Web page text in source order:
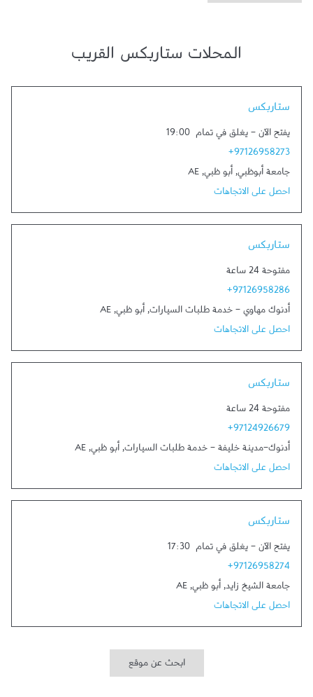
المحلات ستاربكس القريب
ستاربكس
يفتح الآن - يغلق في تمام 19:00
+97126958273
جامعة أبوظبي, أبو ظبي,
AE
احصل على الاتجاهات
ستاربكس
مفتوحة 24 ساعة
+97126958286
أدنوك مهاوي - خدمة طلبات السيارات, أبو ظبي,
AE
احصل على الاتجاهات
ستاربكس
مفتوحة 24 ساعة
+97124926679
أدنوك-مدينة خليفة - خدمة طلبات السيارات, أبو ظبي,
AE
احصل على الاتجاهات
ستاربكس
يفتح الآن - يغلق في تمام 17:30
+97126958274
جامعة الشيخ زايد, أبو ظبي,
AE
احصل على الاتجاهات
ابحث عن موقع